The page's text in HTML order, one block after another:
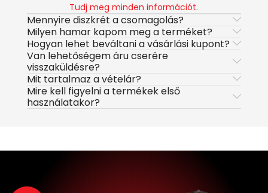
Tudj meg minden információt.
Mennyire diszkrét a csomagolás?
Milyen hamar kapom meg a terméket?
Hogyan lehet beváltani a vásárlási kupont?
Van lehetőségem áru cserére
visszaküldésre?
Mit tartalmaz a vételár?
Mire kell figyelni a termékek első
használatakor?